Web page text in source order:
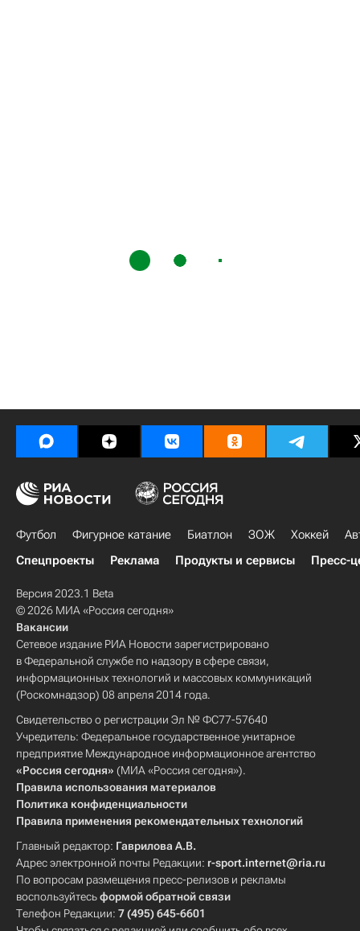
Футбол Фигурное катание Биатлон ЗОЖ Хоккей
Спецпроекты
Реклама Продукты и сервисы Пресс-
Версия 2023.1 Beta
© 2026 МИА «Россия сегодня»
Вакансии
Сетевое издание РИА Новости зарегистрировано
в Федеральной службе по надзору в сфере связи,
информационных технологий и массовых коммуникаций
(Роскомнадзор) 08 апреля 2014 года.
Свидетельство о регистрации Эл № ФС77-57640
Учредитель: Федеральное государственное унитарное
предприятие Международное информационное агентство
«Россия сегодня» (МИА «Россия сегодня»).
Правила использования материалов
Политика конфиденциальности
Правила применения рекомендательных технологий
Главный редактор: Гаврилова А.В.
Адрес электронной почты Редакции: r-sport.internet@ria.ru
По вопросам размещения пресс-релизов и рекламы
воспользуйтесьформой обратной связи
Телефон Редакции: 7 (495) 645-6601